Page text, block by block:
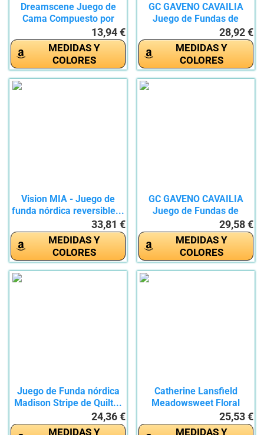
Dreamscene Juego de
Cama Compuesto por
Funda de...13,94 €
MEDIDAS Y
COLORES
GC GAVENO CAVAILIA
Juego de Fundas de
28,92 €
MEDIDAS Y
COLORES
Vision MIA - Juego de
funda nórdica reversible...
33,81 €
MEDIDAS Y
COLORES
GC GAVENO CAVAILIA
Juego de Fundas de
29,58 €
MEDIDAS Y
COLORES
Juego de Funda nórdica
Madison Stripe de Quilt...
24,36 €
MEDIDAS Y
Catherine Lansfield
Meadowsweet Floral
Juego de...25,53 €
MEDIDAS Y